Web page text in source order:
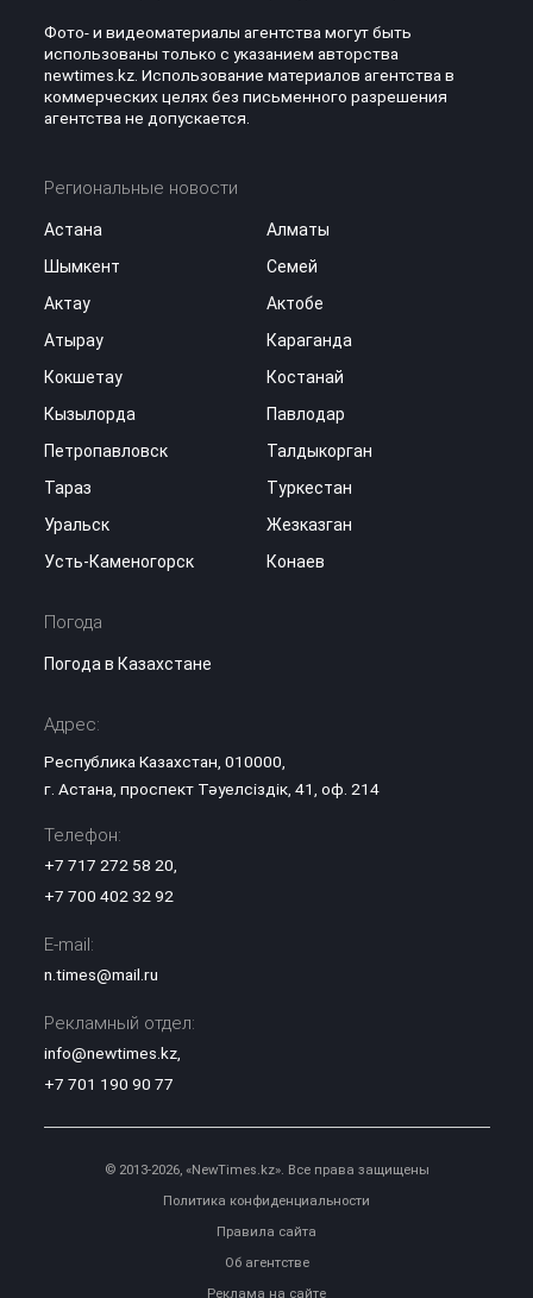
Фото- и видеоматериалы агентства могут быть
использованы только с указанием авторства
newtimes.kz. Использование материалов агентства в
коммерческих целях без письменного разрешения
агентства не допускается.
Региональные новости
Астана
Алматы
Шымкент
Семей
Актау
Актобе
Атырау
Караганда
Кокшетау
Костанай
Кызылорда
Павлодар
Петропавловск
Талдыкорган
Тараз
Туркестан
Уральск
Жезказган
Усть-Каменогорск
Конаев
Погода
Погода в Казахстане
Адрес:
Республика Казахстан, 010000,
г. Астана, проспект Тәуелсіздік, 41, оф. 214
Телефон:
+7 717 272 58 20
+7 700 402 32 92
E-mail:
n.times@mail.ru
Рекламный отдел:
info@newtimes.kz,
+7 701 190 90 77
© 2013-2026, «NewTimes.kz». Все права защищены
Политика конфиденциальности
Правила сайта
Об агентстве
Реклама на сайте